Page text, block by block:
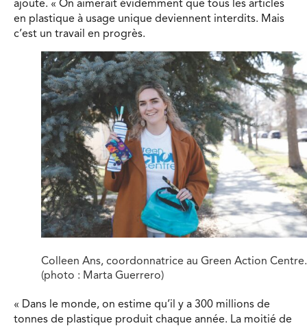
ajoute. « On aimerait évidemment que tous les articles
en plastique à usage unique deviennent interdits. Mais
c’est un travail en progrès.
Colleen Ans, coordonnatrice au Green Action Centre.
(photo : Marta Guerrero)
« Dans le monde, on estime qu’il y a 300 millions de
tonnes de plastique produit chaque année. La moitié de